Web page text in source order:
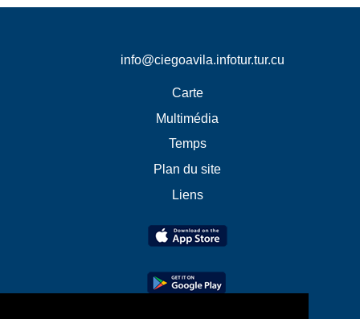
info@ciegoavila.infotur.tur.cu
Carte
Multimédia
Temps
Plan du site
Liens